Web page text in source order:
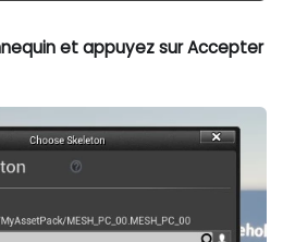
et appuyez sur Accepter